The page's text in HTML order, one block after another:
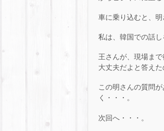
車に乗り込むと、
私は、韓国での話し
王さんが、現場ま
大丈夫だよと答えた
この明さんの質問
く・・・。
次回へ・・・。